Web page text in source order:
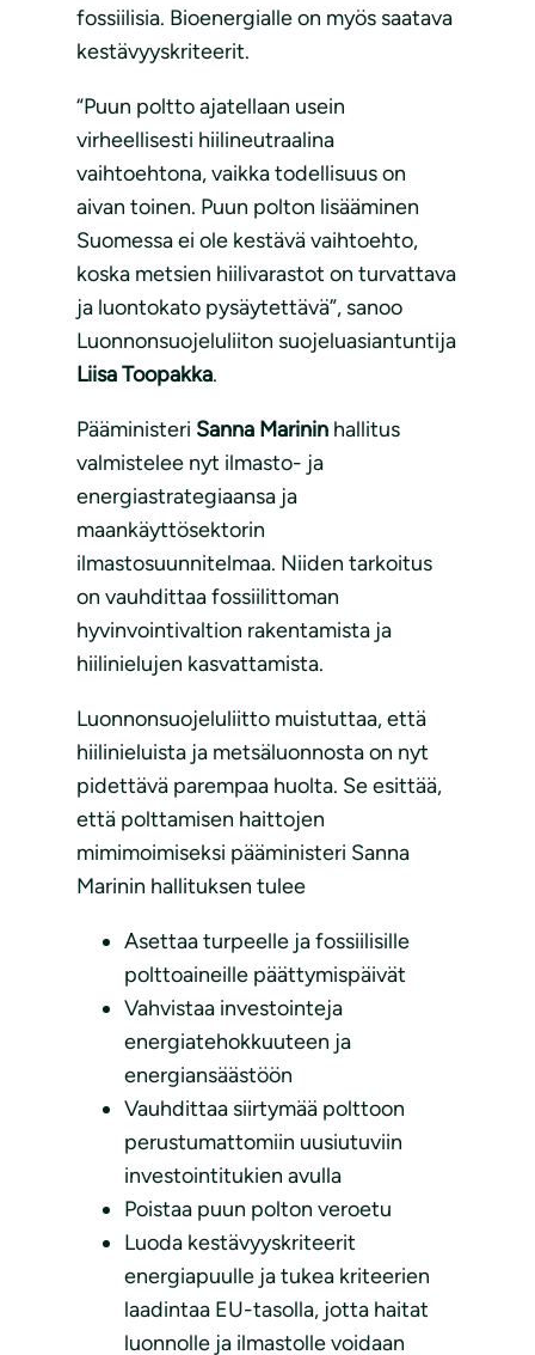
fossiilisia. Bioenergialle on myös saatava
kestävyyskriteerit.
“Puun poltto ajatellaan usein
virheellisesti hiilineutraalina
vaihtoehtona, vaikka todellisuus on
aivan toinen. Puun polton lisääminen
Suomessa ei ole kestävä vaihtoehto,
koska metsien hiilivarastot on turvattava
ja luontokato pysäytettävä”, sanoo
Luonnonsuojeluliiton suojeluasiantuntija
Liisa Toopakka.
Pääministeri Sanna Marinin hallitus
valmistelee nyt ilmasto- ja
energiastrategiaansa ja
maankäyttösektorin
ilmastosuunnitelmaa. Niiden tarkoitus
on vauhdittaa fossiilittoman
hyvinvointivaltion rakentamista ja
hiilinielujen kasvattamista.
Luonnonsuojeluliitto muistuttaa, että
hiilinieluista ja metsäluonnosta on nyt
pidettävä parempaa huolta. Se esittää,
että polttamisen haittojen
mimimoimiseksi pääministeri Sanna
Marinin hallituksen tulee
Asettaa turpeelle ja fossiilisille
polttoaineille päättymispäivät
Vahvistaa investointeja
energiatehokkuuteen ja
energiansäästöön
Vauhdittaa siirtymää polttoon
perustumattomiin uusiutuviin
investointitukien avulla
Poistaa puun polton veroetu
Luoda kestävyyskriteerit
energiapuulle ja tukea kriteerien
laadintaa EU-tasolla, jotta haitat
luonnolle ja ilmastolle voidaan